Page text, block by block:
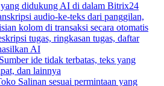
didukung AI di dalam Bitrix24
audio-ke-teks dari panggilan,
kolom di transaksi secara otomatis
tugas, ringkasan tugas, daftar
AI
Sumber ide tidak terbatas, teks yang
dan lainnya
Salinan sesuai permintaan yang